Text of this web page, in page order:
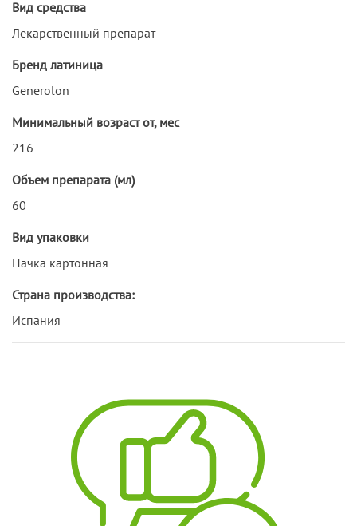
Вид средства
Лекарственный препарат
Бренд латиница
Generolon
Минимальный возраст от, мес
216
Объем препарата (мл)
60
Вид упаковки
Пачка картонная
Страна производства:
Испания